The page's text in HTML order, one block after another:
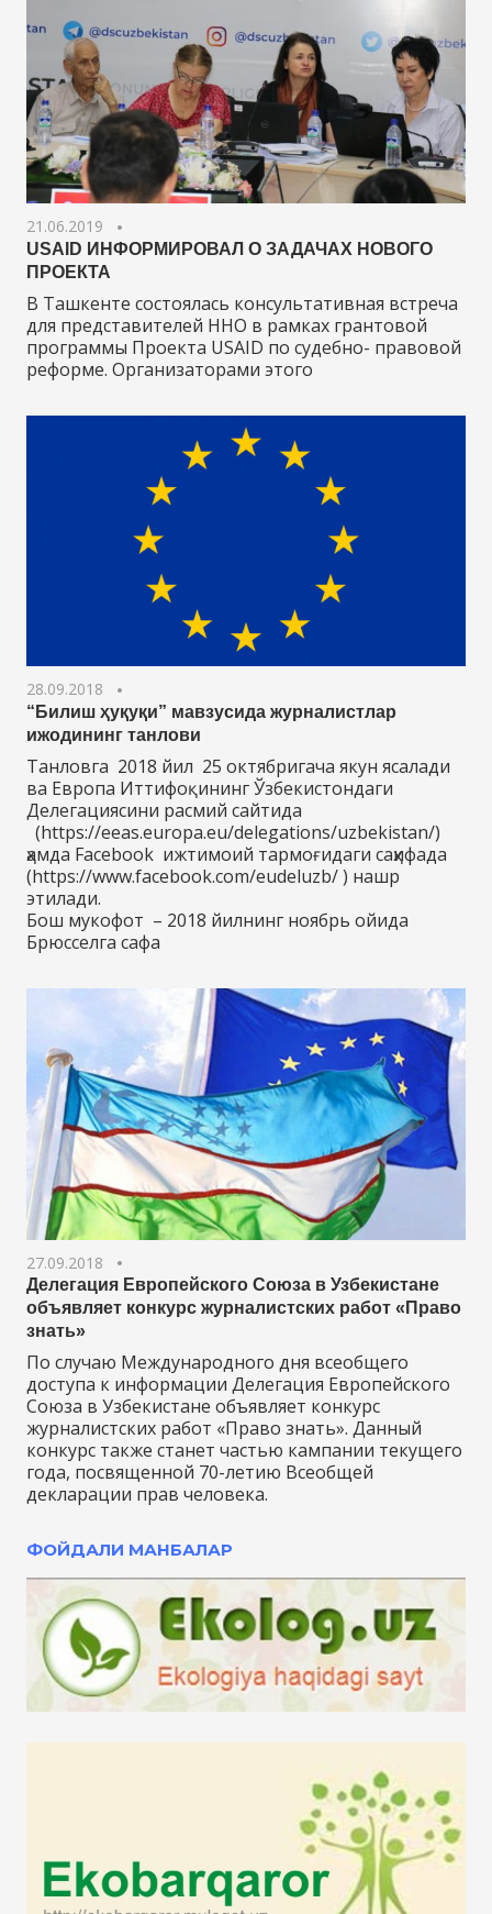
21.06.2019
USAID ИНФОРМИРОВАЛ О ЗАДАЧАХ НОВОГО
ПРОЕКТА
В Ташкенте состоялась консультативная встреча
для представителей ННО в рамках грантовой
программы Проекта USAID по судебно- правовой
реформе. Организаторами этого
28.09.2018
“Билиш ҳуқуқи” мавзусида журналистлар
ижодининг танлови
Танловга 2018 йил 25 октябригача якун ясалади
ва Европа Иттифоқининг Ўзбекистондаги
Делегациясини расмий сайтида
(https://eeas.europa.eu/delegations/uzbekistan/)
ҳамда Facebook ижтимоий тармоғидаги саҳифада
(https://www.facebook.com/eudeluzb/ ) нашр
этилади.
Бош мукофот – 2018 йилнинг ноябрь ойида
Брюсселга сафа
27.09.2018
Делегация Европейского Союза в Узбекистане
объявляет конкурс журналистских работ «Право
знать»
По случаю Международного дня всеобщего
доступа к информации Делегация Европейского
Союза в Узбекистане объявляет конкурс
журналистских работ «Право знать». Данный
конкурс также станет частью кампании текущего
года, посвященной 70-летию Всеобщей
декларации прав человека.
ФОЙДАЛИ МАНБАЛАР